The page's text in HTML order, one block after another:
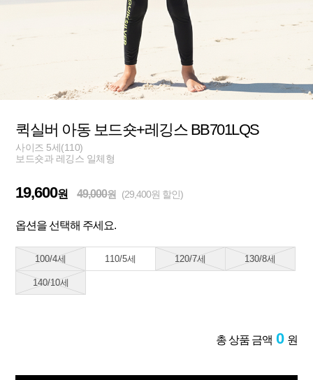
퀵실버 아동 보드숏+레깅스 BB701LQS
사이즈 5세(110)
보드숏과 레깅스 일체형
19,600원 49,000원 (29,400원 할인)
옵션을 선택해 주세요.
100/4세 110/5세 120/7세 130/8세
140/10세
총 상품 금액 0 원